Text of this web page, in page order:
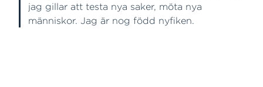
jag gillar att testa nya saker, möta nya
människor. Jag är nog född nyfiken.